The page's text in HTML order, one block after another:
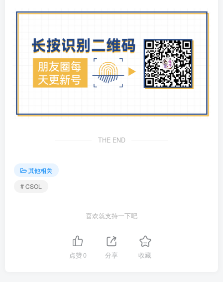
THE END
其他相关
# CSOL
喜欢就支持一下吧
点赞0 分享 收藏